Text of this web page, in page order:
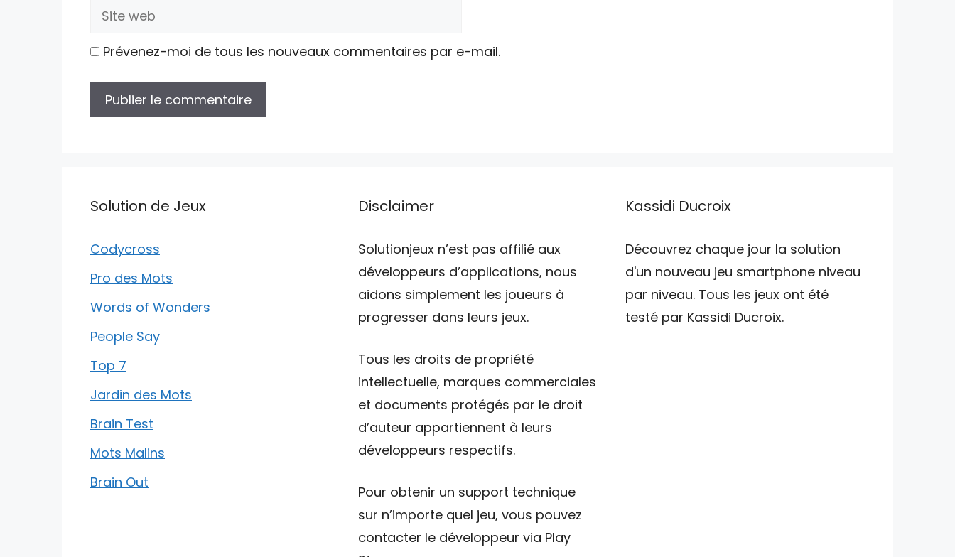
Site
Prévenez-moi de tous les nouveaux commentaires par e-mail.
Solution de Jeux
Codycross
Pro des Mots
Words of Wonders
People Say
Top 7
Jardin des Mots
Brain Test
Mots Malins
Brain Out
Disclaimer
Solutionjeux n’est pas affilié aux
développeurs d’applications, nous
aidons simplement les joueurs à
progresser dans leurs jeux.
Tous les droits de propriété
intellectuelle, marques commerciales
et documents protégés par le droit
d’auteur appartiennent à leurs
développeurs respectifs.
Pour obtenir un support technique
sur n’importe quel jeu, vous pouvez
contacter le développeur via Play
Kassidi Ducroix
Découvrez chaque jour la solution
d'un nouveau jeu smartphone niveau
par niveau. Tous les jeux ont été
testé par Kassidi Ducroix.